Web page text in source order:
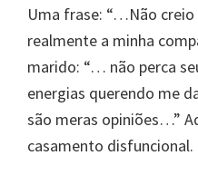
Uma frase: “…Não
realmente a minha
marido: “… não perca
energias querendo me
são meras opiniões…”
casamento disfuncional.